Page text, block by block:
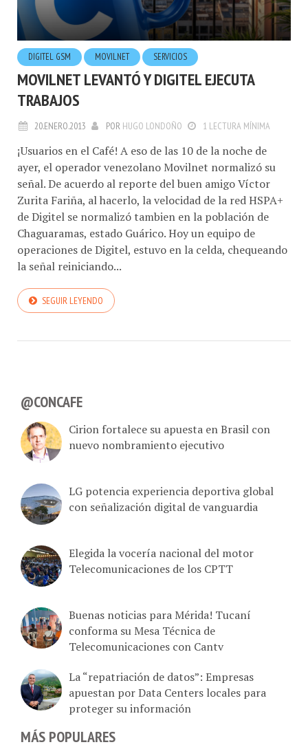
DIGITEL GSM MOVILNET SERVICIOS
MOVILNET LEVANTÓ Y DIGITEL EJECUTA
TRABAJOS
20.ENERO.2013 POR HUGO LONDOÑO 1 LECTURA MÍNIMA
¡Usuarios en el Café! A eso de las 10 de la noche de
ayer, el operador venezolano Movilnet normalizó su
señal. De acuerdo al reporte del buen amigo Víctor
Zurita Fariña, al hacerlo, la velocidad de la red HSPA+
de Digitel se normalizó tambien en la población de
Chaguaramas, estado Guárico. Hoy un equipo de
operaciones de Digitel, estuvo en la celda, chequeando
la señal reiniciando...
SEGUIR LEYENDO
@CONCAFE
Cirion fortalece su apuesta en Brasil con
nuevo nombramiento ejecutivo
LG potencia experiencia deportiva global
con señalización digital de vanguardia
Elegida la vocería nacional del motor
Telecomunicaciones de los CPTT
Buenas noticias para Mérida! Tucaní
conforma su Mesa Técnica de
Telecomunicaciones con Cantv
La “repatriación de datos”: Empresas
apuestan por Data Centers locales para
proteger su información
MÁS POPULARES